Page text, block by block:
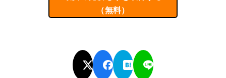
（無料）